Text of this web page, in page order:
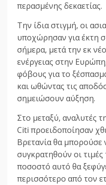
περασμένης δεκαετίας.
Την ίδια στιγμή, οι
υποχώρησαν για έκτη
σήμερα, μετά την εκ
ενέργειας στην
φόβους για το
και ωθώντας τις
σημειώσουν αύξηση.
Στο μεταξύ, αναλυτές
Citi προειδοποίησαν
Βρετανία θα μπορούσε
συγκρατηθούν οι τιμές
ποσοστό αυτό θα
περισσότερο από τον